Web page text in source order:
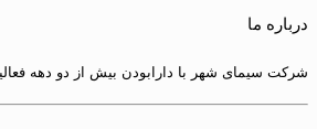
درباره ما
شرکت سیمای شهر با دارابودن بیش از دو دهه